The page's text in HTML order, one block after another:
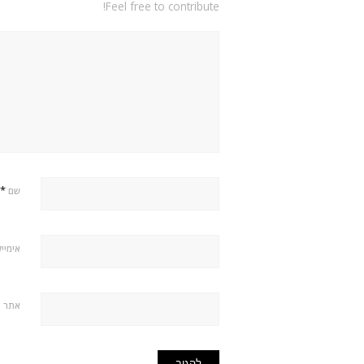
Feel free to contribute!
שם *
אתר